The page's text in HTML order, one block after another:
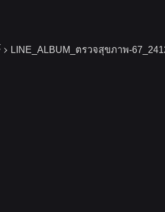
LINE_ALBUM_ตรวจสุขภาพ-